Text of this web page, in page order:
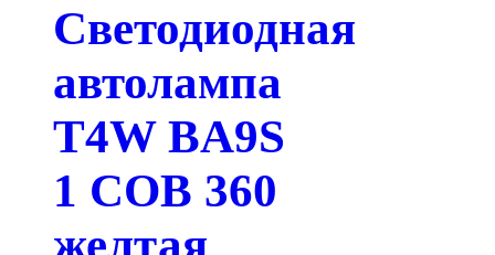
Светодиодная
автолампа
T4W BA9S
1 COB 360
желтая